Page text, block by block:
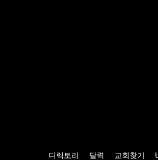
디렉토리 달력 교회찾기